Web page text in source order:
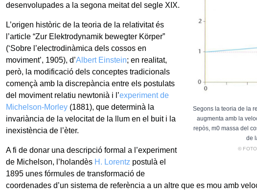
Segons la teoria de la
augmenta amb la
repòs, m0 massa del
de
©
desenvolupades a la segona meitat del segle XIX.
L’origen històric de la teoria de la relativitat és
l’article “Zur Elektrodynamik bewegter Körper”
(‘Sobre l’electrodinàmica dels cossos en
moviment’, 1905), d’Albert Einstein; en realitat,
però, la modificació dels conceptes tradicionals
començà amb la discrepància entre els postulats
del moviment relatiu newtonià i l’experiment de
Michelson-Morley (1881), que determinà la
invariància de la velocitat de la llum en el buit i la
inexistència de l’èter.
A fi de donar una descripció formal a l’experiment
de Michelson, l’holandès H. Lorentz postulà el
1895 unes fórmules de transformació de
coordenades d’un sistema de referència a un altre que es mou amb